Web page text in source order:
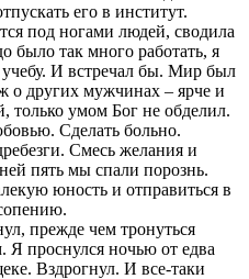
его в институт.
под ногами людей, сводила
было так много работать, я
И встречал бы. Мир был
о других мужчинах – ярче и
только умом Бог не обделил.
Сделать больно.
Смесь желания и
пять мы спали порознь.
юность и отправиться в
прежде чем тронуться
проснулся ночью от едва
Вздрогнул. И все-таки